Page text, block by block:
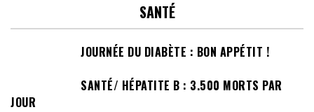
SANTÉ
JOURNÉE DU DIABÈTE : BON APPÉTIT !
SANTÉ/ HÉPATITE B : 3.500 MORTS PAR
JOUR